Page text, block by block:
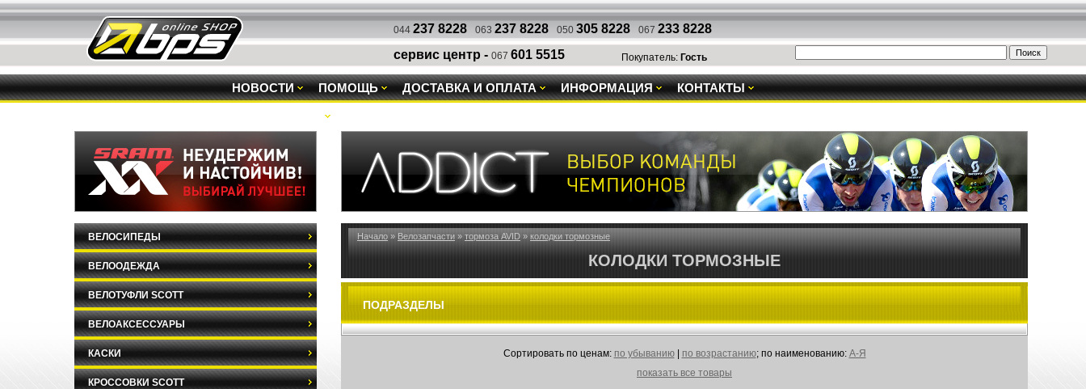
044 237 8228 063 237 8228 050 305 8228 067 233 8228
сервис центр - 067 601 5515 Покупатель: Гость
НОВОСТИ ПОМОЩЬ ДОСТАВКА И ОПЛАТА ИНФОРМАЦИЯ КОНТАКТЫ
Начало » Велозапчасти » тормоза AVID » колодки тормозные
КОЛОДКИ ТОРМОЗНЫЕ
ПОДРАЗДЕЛЫ
Cортировать по ценам: по убыванию| по возрастанию; по наименованию: А-Я
показать все товары
ВЕЛОСИПЕДЫ
ВЕЛООДЕЖДА
ВЕЛОТУФЛИ SCOTT
ВЕЛОАКСЕССУАРЫ
КАСКИ
КРОССОВКИ SCOTT